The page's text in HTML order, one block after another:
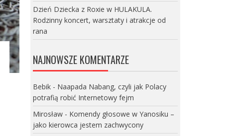
Dzień Dziecka z Roxie w HULAKULA.
Rodzinny koncert, warsztaty i atrakcje od
rana
NAJNOWSZE KOMENTARZE
Bebik- Naapada Nabang, czyli jak Polacy
potrafią robić Internetowy fejm
Mirosław- Komendy głosowe w Yanosiku –
jako kierowca jestem zachwycony